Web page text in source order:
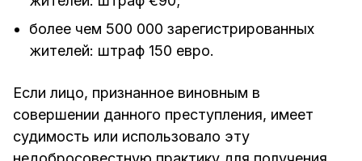
более чем 500 000 зарегистрированных
жителей: штраф 150 евро.
Если лицо, признанное виновным в
совершении данного преступления, имеет
судимость или использовало эту